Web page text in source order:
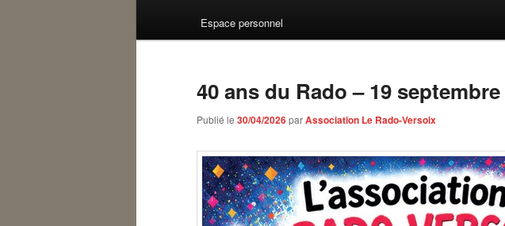
au
au
Espace personnel
40 ans du Rado – 19 septembre
Publié le 30/04/2026parAssociation Le Rado-Versoix